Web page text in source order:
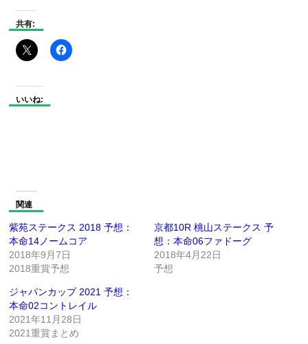
共有:
いいね:
関連
紫苑ステークス 2018 予想：
本命14ノームコア
2018年9月7日
2018重賞予想
京都10R 桃山ステークス 予
想：本命06ファドーグ
2018年4月22日
予想
ジャパンカップ 2021 予想：
本命02コントレイル
2021年11月28日
2021重賞まとめ